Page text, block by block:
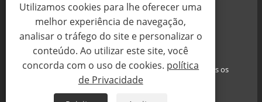
CONTATE-NOS
Copyright© 2025 Xiamen Zhaobao Magnet Co., Ltd. Todos os
direitos reservados.
Utilizamos cookies para lhe oferecer uma
melhor experiência de navegação,
analisar o tráfego do site e personalizar o
conteúdo. Ao utilizar este site, você
concorda com o uso de cookies. política
de Privacidade